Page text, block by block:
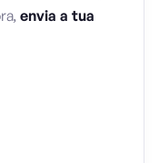
envia a tua